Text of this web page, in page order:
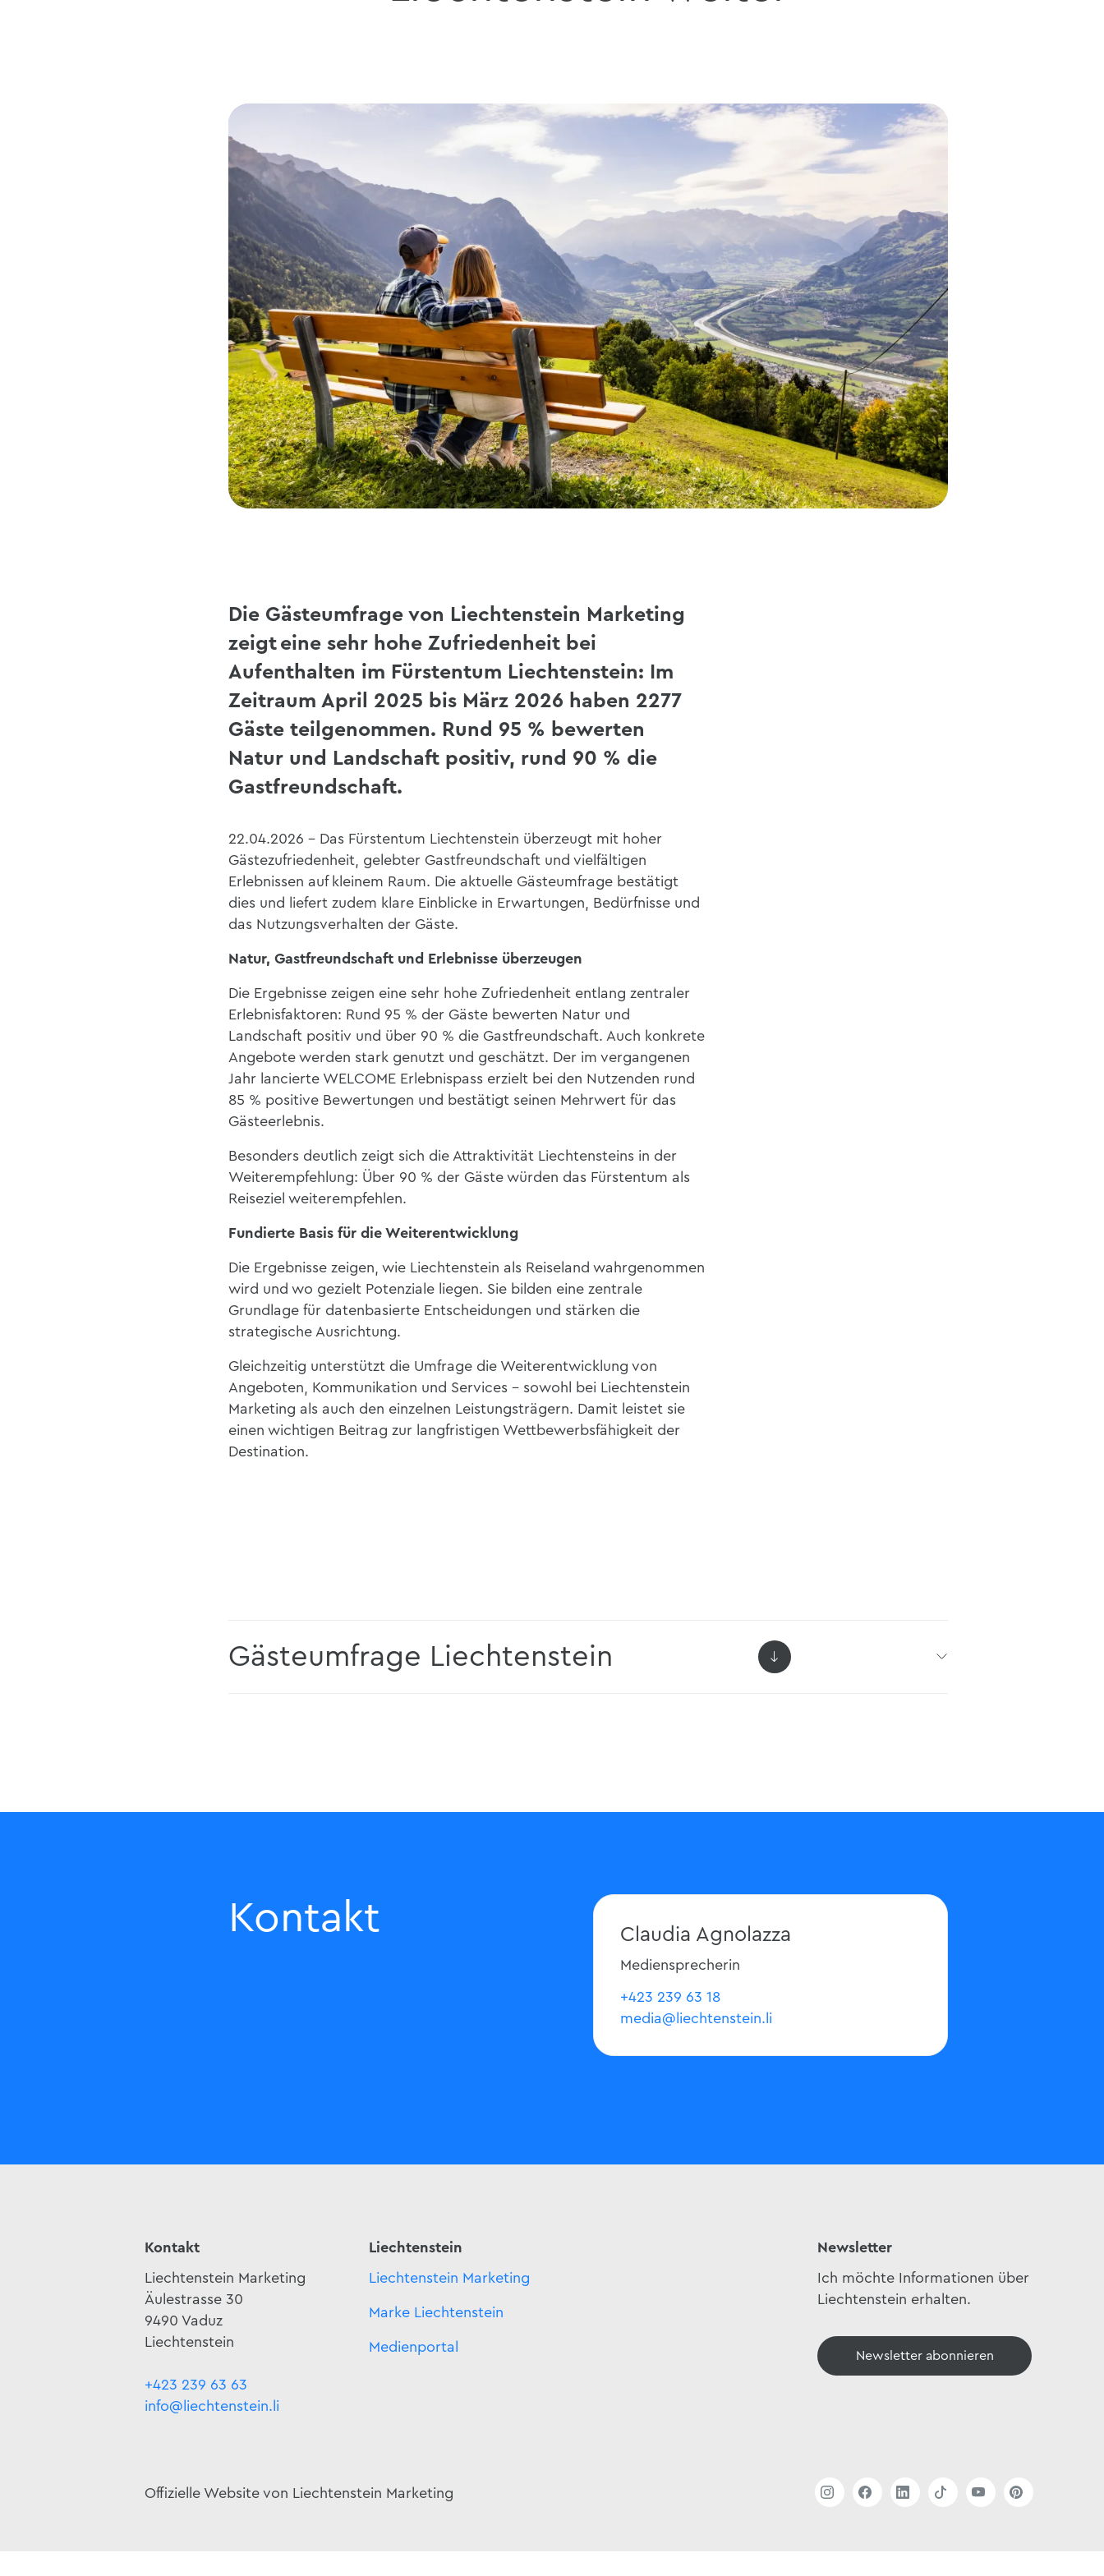
Die Gästeumfrage von Liechtenstein Marketing
zeigt eine sehr hohe Zufriedenheit bei
Aufenthalten im Fürstentum Liechtenstein:
m
Zeitraum April 2025 bis März 2026 haben 2277
Gäste teilgenommen. Rund 95 % bewerten
Natur und Landschaft positiv, rund 90 % die
Gastfreundschaft.
22.04.2026 - Das Fürstentum Liechtenstein überzeugt mit hoher
Gästezufriedenheit, gelebter Gastfreundschaft und vielfältigen
Erlebnissen auf kleinem Raum. Die aktuelle Gästeumfrage bestätigt
dies und
liefert zudem klare Einblicke in Erwartungen, Bedürfnisse und
das Nutzungsverhalten der Gäste.
Natur, Gastfreundschaft und Erlebnisse überzeugen
Die Ergebnisse zeigen eine sehr hohe Zufriedenheit entlang zentraler
Erlebnisfaktoren: Rund 95 % der Gäste bewerten Natur und
Landschaft positiv und über 90 % die Gastfreundschaft. Auch konkrete
Angebote werden stark genutzt und geschätzt. Der im vergangenen
Jahr lancierte WELCOME Erlebnispass erzielt bei den Nutzenden rund
85 % positive Bewertungen und bestätigt seinen Mehrwert für das
Gästeerlebnis.
Besonders deutlich zeigt sich die Attraktivität Liechtensteins in der
Weiterempfehlung: Über 90 % der Gäste würden das Fürstentum als
Reiseziel weiterempfehlen.
Fundierte Basis für die Weiterentwicklung
Die Ergebnisse zeigen, wie Liechtenstein als Reiseland wahrgenommen
wird und wo gezielt Potenziale liegen. Sie bilden eine zentrale
Grundlage für datenbasierte Entscheidungen und stärken die
strategische Ausrichtung.
Gleichzeitig unterstützt die Umfrage die Weiterentwicklung von
Angeboten, Kommunikation und Services – sowohl bei Liechtenstein
Marketing als auch den einzelnen Leistungsträgern. Damit leistet sie
einen wichtigen Beitrag zur langfristigen Wettbewerbsfähigkeit der
Destination.
Gästeumfrage Liechtenstein
Kontakt
Mediensprecherin
Claudia Agnolazza
+423 239 63 18
media@liechtenstein.li
Kontakt
Liechtenstein Marketing
Äulestrasse 30
9490 Vaduz
Liechtenstein
+423 239 63 63
info@liechtenstein.li
Liechtenstein
Liechtenstein Marketing
Marke Liechtenstein
Medienportal
Newsletter
Ich möchte Informationen über
Liechtenstein erhalten.
Newsletter abonnieren
Offizielle Website von Liechtenstein Marketing